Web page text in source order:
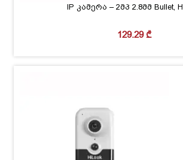
IP კამერა – 2მპ 2.8მმ Bullet,
129.29₾